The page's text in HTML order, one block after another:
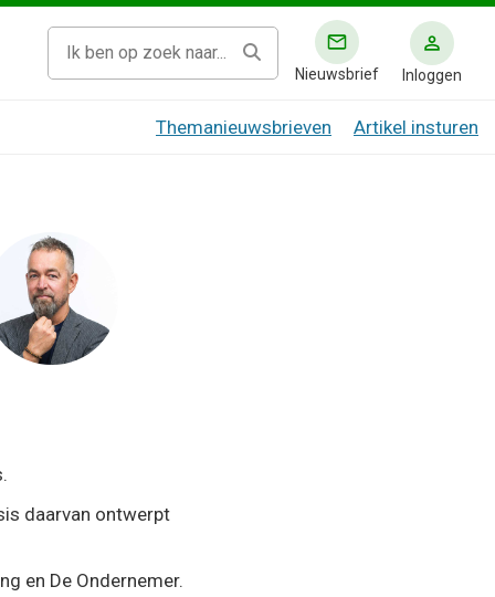
Nieuwsbrief Inloggen
Themanieuwsbrieven Artikel insturen
daarvan ontwerpt
en De Ondernemer.